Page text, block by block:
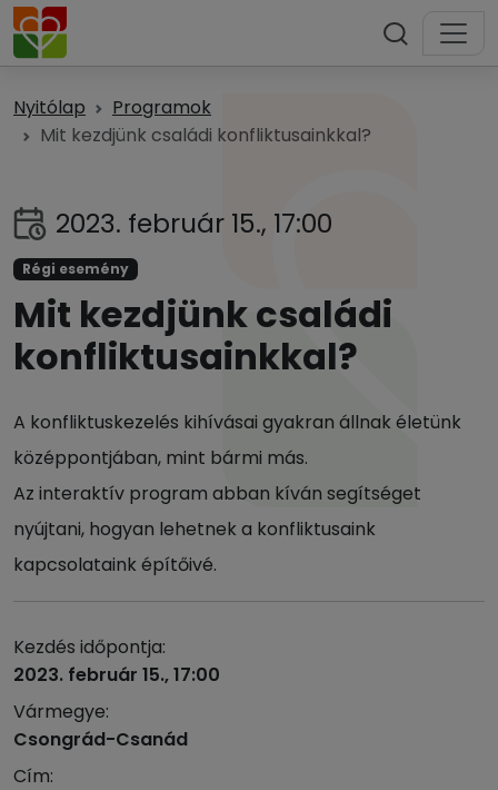
Nyitólap
Programok
Mit kezdjünk családi konfliktusainkkal?
2023. február 15., 17:00
Régi esemény
Mit kezdjünk családi
konfliktusainkkal?
A konfliktuskezelés kihívásai gyakran állnak életünk
középpontjában, mint bármi más.
Az interaktív program abban kíván segítséget
nyújtani, hogyan lehetnek a konfliktusaink
kapcsolataink építőivé.
Kezdés időpontja:
2023. február 15., 17:00
Vármegye:
Csongrád-Csanád
Cím: